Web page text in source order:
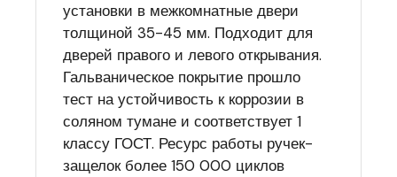
установки в межкомнатные двери
толщиной 35-45 мм. Подходит для
дверей правого и левого открывания.
Гальваническое покрытие прошло
тест на устойчивость к коррозии в
соляном тумане и соответствует 1
классу ГОСТ. Ресурс работы ручек-
защелок более 150 000 циклов